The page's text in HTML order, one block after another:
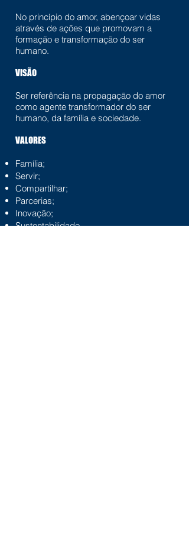
No princípio do amor, abençoar vidas
através de ações que promovam a
formação e transformação do ser
humano.​
VISÃO
Ser referência na propagação do amor
como agente transformador do ser
humano, da família e sociedade.​​
VALORES
Família;
Servir;
Compartilhar;
Parcerias;
Inovação;
Sustentabilidade.